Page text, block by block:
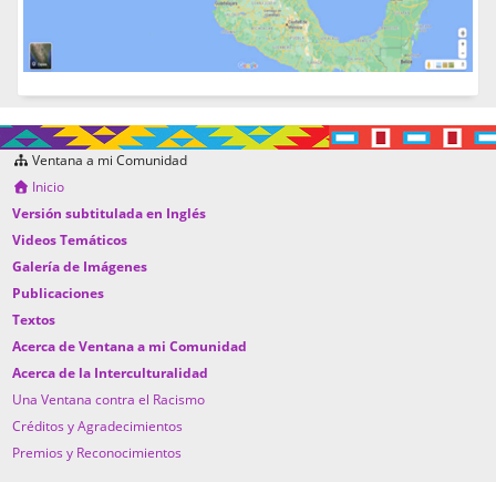
Ventana a mi Comunidad
Inicio
Versión subtitulada en Inglés
Videos Temáticos
Galería de Imágenes
Publicaciones
Textos
Acerca de Ventana a mi Comunidad
Acerca de la Interculturalidad
Una Ventana contra el Racismo
Créditos y Agradecimientos
Premios y Reconocimientos